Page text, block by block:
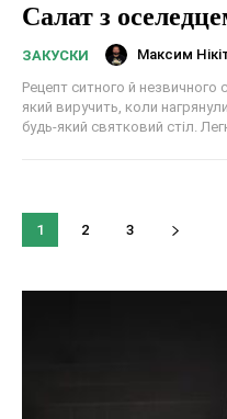
Салат з
ЗАКУСКИ Максим
Рецепт ситного й незвичного
який виручить, коли
будь-який святковий стіл.
1 2 3